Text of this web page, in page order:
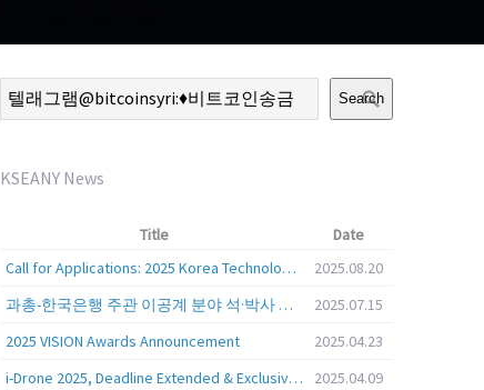
Search
KSEANY News
Title
Date
Call for Applications: 2025 Korea Technology Advisory Group (K-TAG)
2025.08.20
과총-한국은행 주관 이공계 분야 석·박사 학위자 대상 서베이
2025.07.15
2025 VISION Awards Announcement
2025.04.23
i-Drone 2025, Deadline Extended & Exclusive Opportunity to Travel to Korea!
2025.04.09